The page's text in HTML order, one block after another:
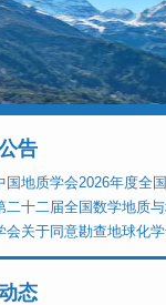
告
国地质学会2026年度全
二十二届全国数学地质
会关于同意勘查地球化
态